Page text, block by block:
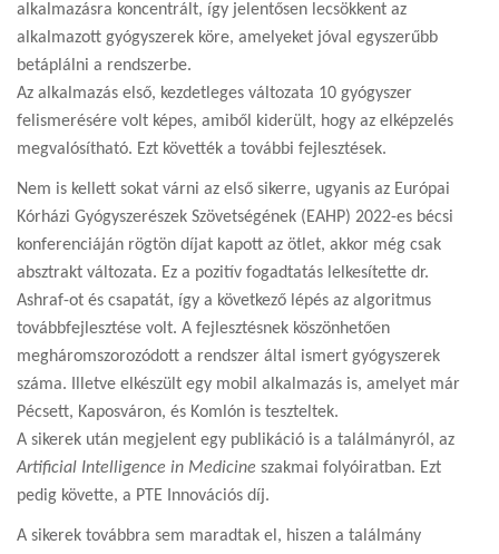
alkalmazásra koncentrált, így jelentősen lecsökkent az
alkalmazott gyógyszerek köre, amelyeket jóval egyszerűbb
betáplálni a rendszerbe.
Az alkalmazás első, kezdetleges változata 10 gyógyszer
felismerésére volt képes, amiből kiderült, hogy az elképzelés
megvalósítható. Ezt követték a további fejlesztések.
Nem is kellett sokat várni az első sikerre, ugyanis az Európai
Kórházi Gyógyszerészek Szövetségének (EAHP) 2022-es bécsi
konferenciáján rögtön díjat kapott az ötlet, akkor még csak
absztrakt változata. Ez a pozitív fogadtatás lelkesítette dr.
Ashraf-ot és csapatát, így a következő lépés az algoritmus
továbbfejlesztése volt. A fejlesztésnek köszönhetően
megháromszorozódott a rendszer által ismert gyógyszerek
száma. Illetve elkészült egy mobil alkalmazás is, amelyet már
Pécsett, Kaposváron, és Komlón is teszteltek.
A sikerek után megjelent egy publikáció is a találmányról, az
Artificial Intelligence in Medicine szakmai folyóiratban. Ezt
pedig követte, a PTE Innovációs díj.
A sikerek továbbra sem maradtak el, hiszen a találmány